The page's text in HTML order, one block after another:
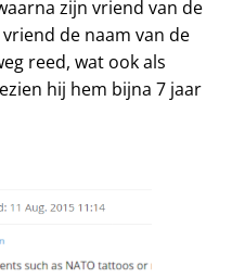
zijn vriend van de
de naam van de
reed, wat ook als
hij hem bijna 7 jaar